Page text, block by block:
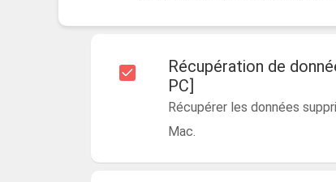
Récupération de
PC]
Récupérer les données
Mac.